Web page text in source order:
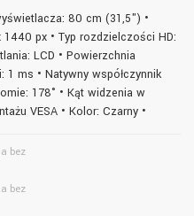
80 cm (31,5") •
px • Typ rozdzielczości HD:
LCD • Powierzchnia
ms • Natywny współczynnik
178° • Kąt widzenia w
VESA • Kolor: Czarny •
bez
bez